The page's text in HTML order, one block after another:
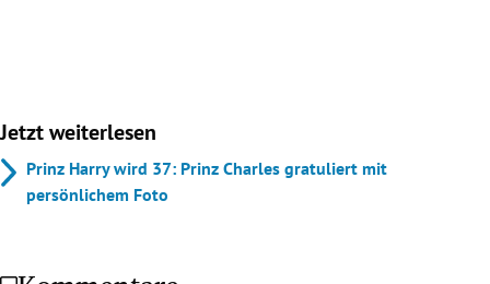
Jetzt weiterlesen
Prinz Harry wird 37: Prinz Charles gratuliert mit
persönlichem Foto